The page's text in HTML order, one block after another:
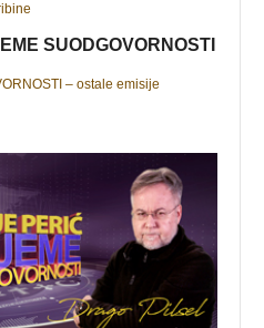
SUODGOVORNOSTI
– ostale emisije